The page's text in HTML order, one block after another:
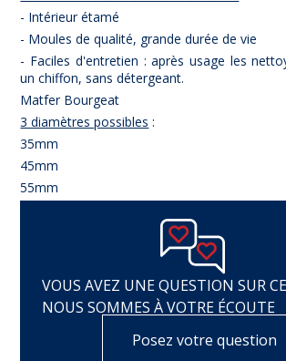
- Intérieur étamé
- Moules de qualité, grande durée de vie
- Faciles d'entretien : après usage les
un chiffon, sans détergeant.
Matfer Bourgeat
3 diamètres possibles :
35mm
45mm
55mm
VOUS AVEZ UNE QUESTION SUR
NOUS SOMMES À VOTRE ÉCOUTE
Posez votre question